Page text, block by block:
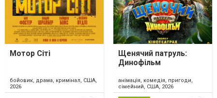
Мотор Сіті
бойовик, драма, кримінал, США,
2026
Щенячий патруль:
Динофільм
анімація, комедія, пригоди,
сімейний, США, 2026